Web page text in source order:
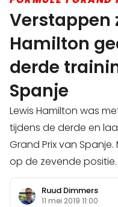
Verstappen
Hamilton
derde
Spanje
Lewis Hamilton was
tijdens de derde en
Grand Prix van
op de zevende positie.
Ruud Dimmers
11 mei 2019 11:00